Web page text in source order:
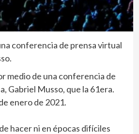
conferencia de prensa virtual
medio de una conferencia de
Gabriel Musso, que la 61era.
enero de 2021.
hacer ni en épocas difíciles